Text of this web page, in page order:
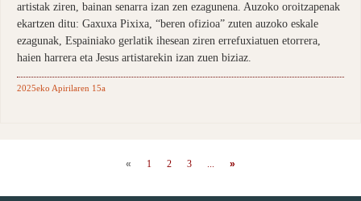
artistak ziren, bainan senarra izan zen ezagunena. Auzoko oroitzapenak
ekartzen ditu: Gaxuxa Pixixa, “beren ofizioa” zuten auzoko eskale
ezagunak, Espainiako gerlatik ihesean ziren errefuxiatuen etorrera,
haien harrera eta Jesus artistarekin izan zuen biziaz.
2025eko Apirilaren 15a
« 1 2 3 ... »